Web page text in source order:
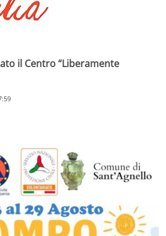
il Centro “Liberamente